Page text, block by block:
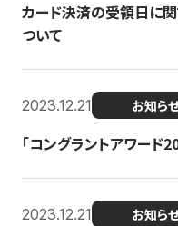
カード決済の受領日に
ついて
2023.12.21 お知ら
「コングラントアワード
2023.12.21 お知ら